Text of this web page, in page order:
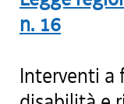
n. 16
Interventi a